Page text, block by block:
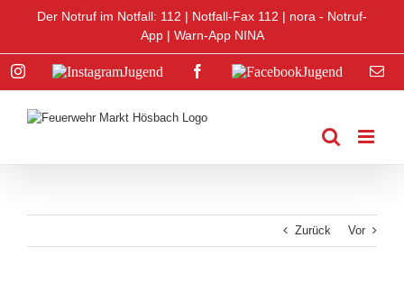
Der Notruf im Notfall: 112 | Notfall-Fax 112 | nora - Notruf-
App| Warn-App NINA
InstagramInstagram
Facebook
Facebook
E-
Zurück Vor